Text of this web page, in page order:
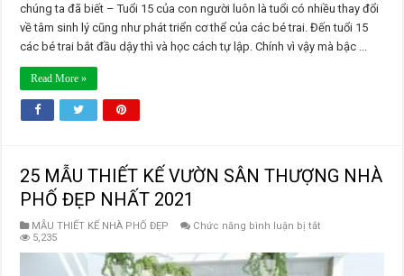
chúng ta đã biết – Tuổi 15 của con người luôn là tuổi có nhiều thay đổi
về tâm sinh lý cũng như phát triển cơ thể của các bé trai. Đến tuổi 15
các bé trai bắt đầu dậy thì và học cách tự lập. Chính vì vậy mà bậc ...
Read More »
25 MẪU THIẾT KẾ VƯỜN SÂN THƯỢNG NHÀ
PHỐ ĐẸP NHẤT 2021
MẪU THIẾT KẾ NHÀ PHỐ ĐẸP Chức năng bình luận bị tắt
THIẾT
5,235